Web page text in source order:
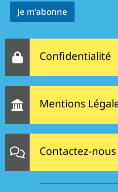
Je m'abonne
Confidentialité
Mentions
Contactez-nous